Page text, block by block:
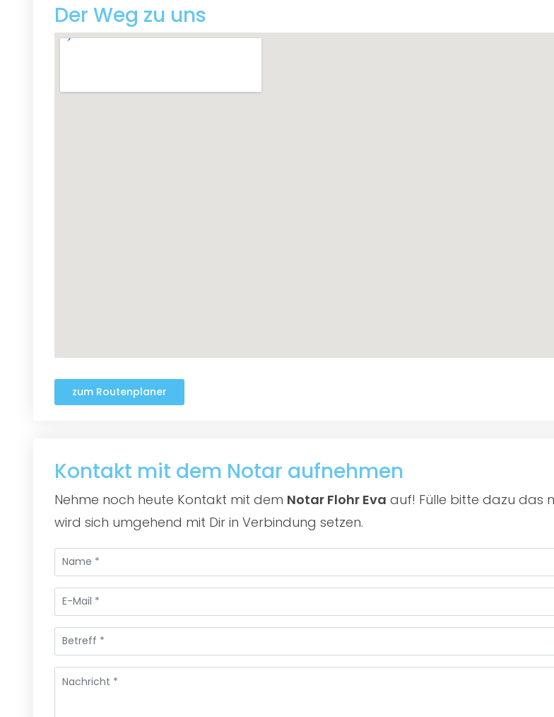
Der Weg zu uns
zum Routenplaner
Kontakt mit dem Notar aufnehmen
Nehme noch heute Kontakt mit dem Notar Flohr Eva auf! Fülle bitte dazu das
wird sich umgehend mit Dir in Verbindung setzen.